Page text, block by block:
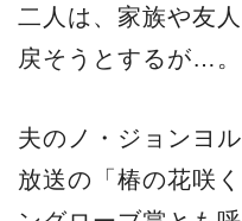
二人は、家族や友
戻そうとするが…。
夫のノ・ジョンヨ
放送の「椿の花咲